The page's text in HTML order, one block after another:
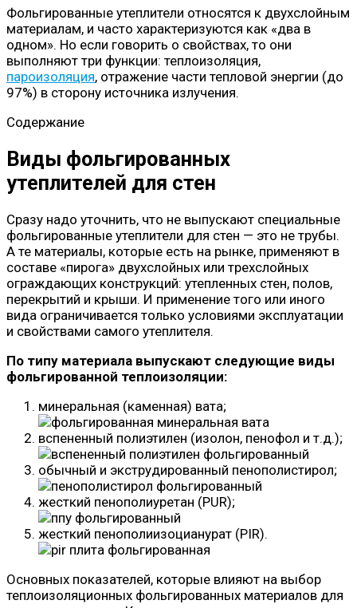
Фольгированные утеплители относятся к двухслойным
материалам, и часто характеризуются как «два в
одном». Но если говорить о свойствах, то они
выполняют три функции: теплоизоляция,
пароизоляция, отражение части тепловой энергии (до
97%) в сторону источника излучения.
Содержание
Виды фольгированных
утеплителей для стен
Сразу надо уточнить, что не выпускают специальные
фольгированные утеплители для стен — это не трубы.
А те материалы, которые есть на рынке, применяют в
составе «пирога» двухслойных или трехслойных
ограждающих конструкций: утепленных стен, полов,
перекрытий и крыши. И применение того или иного
вида ограничивается только условиями эксплуатации
и свойствами самого утеплителя.
По типу материала выпускают следующие виды
фольгированной теплоизоляции:
минеральная (каменная) вата;
вспененный полиэтилен (изолон, пенофол и т.д.);
обычный и экструдированный пенополистирол;
жесткий пенополиуретан (PUR);
жесткий пенополиизоцианурат (PIR).
Основных показателей, которые влияют на выбор
теплоизоляционных фольгированных материалов для